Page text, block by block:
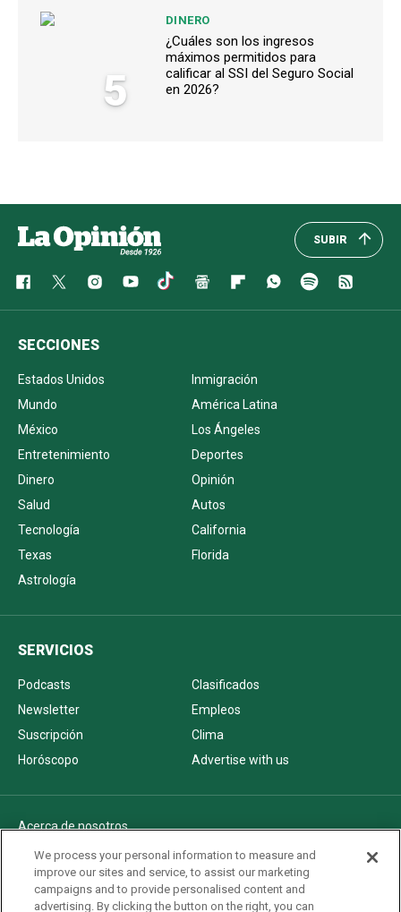
5
DINERO
¿Cuáles son los ingresos
máximos permitidos para
calificar al SSI del Seguro Social
en 2026?
SUBIR
SECCIONES
Estados Unidos
Inmigración
Mundo
América Latina
México
Los Ángeles
Entretenimiento
Deportes
Dinero
Opinión
Salud
Autos
Tecnología
California
Texas
Florida
Astrología
SERVICIOS
Podcasts
Clasificados
Newsletter
Empleos
Suscripción
Clima
Horóscopo
Advertise with us
Acerca de nosotros
Politica de privacidad
Pautas Editoriales
AdChoices
We process your personal information to measure and
improve our sites and service, to assist our marketing
campaigns and to provide personalised content and
advertising. By clicking the button on the right, you can